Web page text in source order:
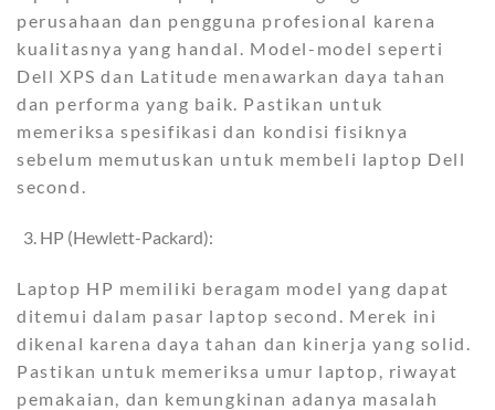
perusahaan dan pengguna profesional karena
kualitasnya yang handal. Model-model seperti
Dell XPS dan Latitude menawarkan daya tahan
dan performa yang baik. Pastikan untuk
memeriksa spesifikasi dan kondisi fisiknya
sebelum memutuskan untuk membeli laptop Dell
second.
HP (Hewlett-Packard):
Laptop HP memiliki beragam model yang dapat
ditemui dalam pasar laptop second. Merek ini
dikenal karena daya tahan dan kinerja yang solid.
Pastikan untuk memeriksa umur laptop, riwayat
pemakaian, dan kemungkinan adanya masalah